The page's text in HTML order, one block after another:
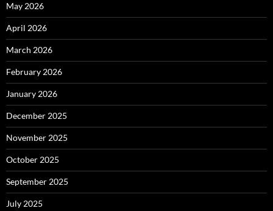
May 2026
April 2026
March 2026
February 2026
January 2026
December 2025
November 2025
October 2025
September 2025
July 2025